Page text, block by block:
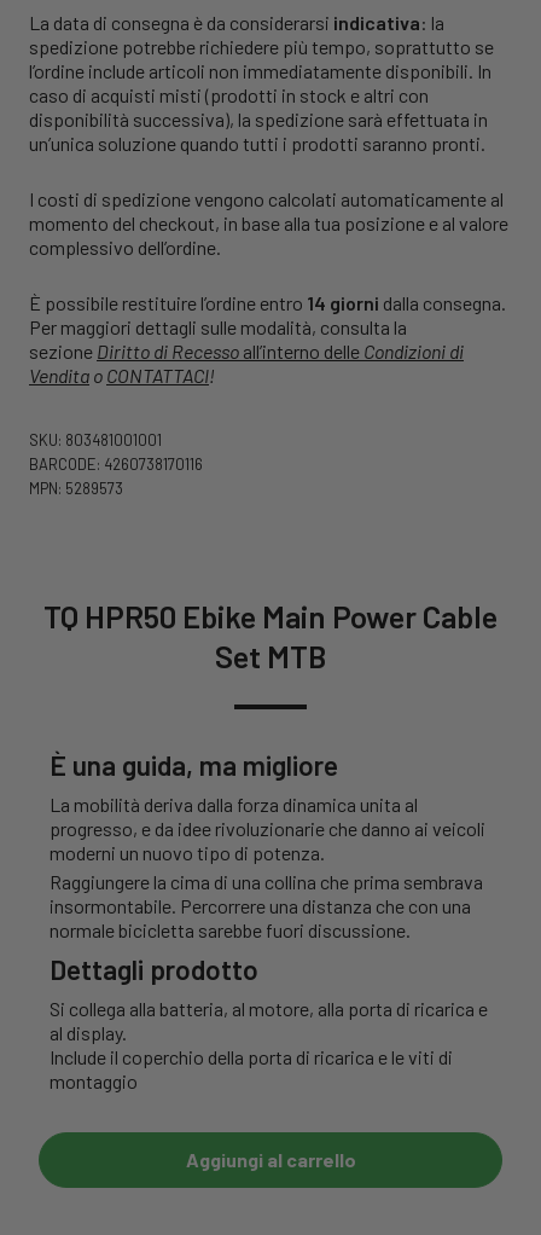
La data di consegna è da considerarsi indicativa: la
spedizione potrebbe richiedere più tempo, soprattutto se
l’ordine include articoli non immediatamente disponibili. In
caso di acquisti misti (prodotti in stock e altri con
disponibilità successiva), la spedizione sarà effettuata in
un’unica soluzione quando tutti i prodotti saranno pronti.
I costi di spedizione vengono calcolati automaticamente al
momento del checkout, in base alla tua posizione e al valore
complessivo dell’ordine.
È possibile restituire l’ordine entro 14 giorni dalla consegna.
Per maggiori dettagli sulle modalità, consulta la
sezione Diritto di Recesso all’interno delle Condizioni di
Vendita o CONTATTACI!
SKU: 803481001001
BARCODE: 4260738170116
MPN: 5289573
TQ HPR50 Ebike Main Power Cable
Set MTB
È una guida, ma migliore
La mobilità deriva dalla forza dinamica unita al
progresso, e da idee rivoluzionarie che danno ai veicoli
moderni un nuovo tipo di potenza.
Raggiungere la cima di una collina che prima sembrava
insormontabile. Percorrere una distanza che con una
normale bicicletta sarebbe fuori discussione.
Dettagli prodotto
Si collega alla batteria, al motore, alla porta di ricarica e
al display.
Include il coperchio della porta di ricarica e le viti di
montaggio
Aggiungi al carrello